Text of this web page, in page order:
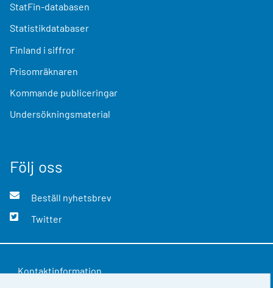
StatFin-databasen
Statistikdatabaser
Finland i siffror
Prisomräknaren
Kommande publiceringar
Undersökningsmaterial
Följ oss
Beställ nyhetsbrev
Twitter
Kontaktinformation